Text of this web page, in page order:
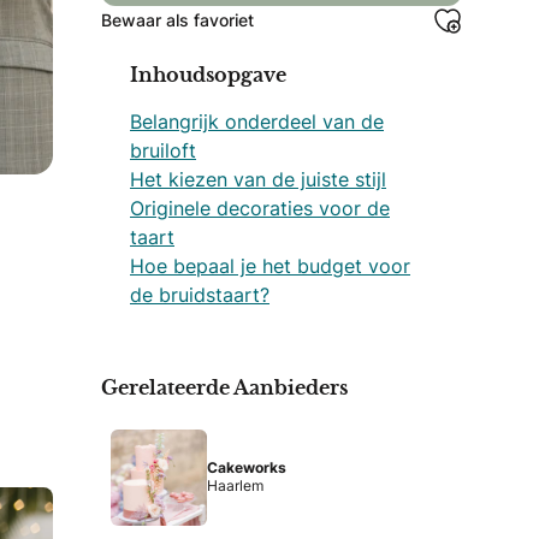
Bewaar als favoriet
Inhoudsopgave
Belangrijk onderdeel van de
bruiloft
Het kiezen van de juiste stijl
Originele decoraties voor de
taart
Hoe bepaal je het budget voor
de bruidstaart?
Gerelateerde Aanbieders
Cakeworks
Haarlem